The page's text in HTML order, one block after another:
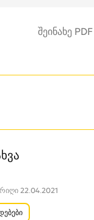
შეინახე PDF
22.04.2021